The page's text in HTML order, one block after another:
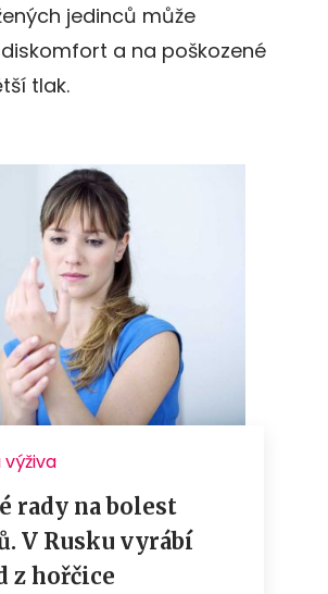
jedinců může
a na poškozené
tlak.